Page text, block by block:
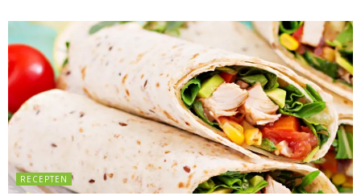
RECEPTEN